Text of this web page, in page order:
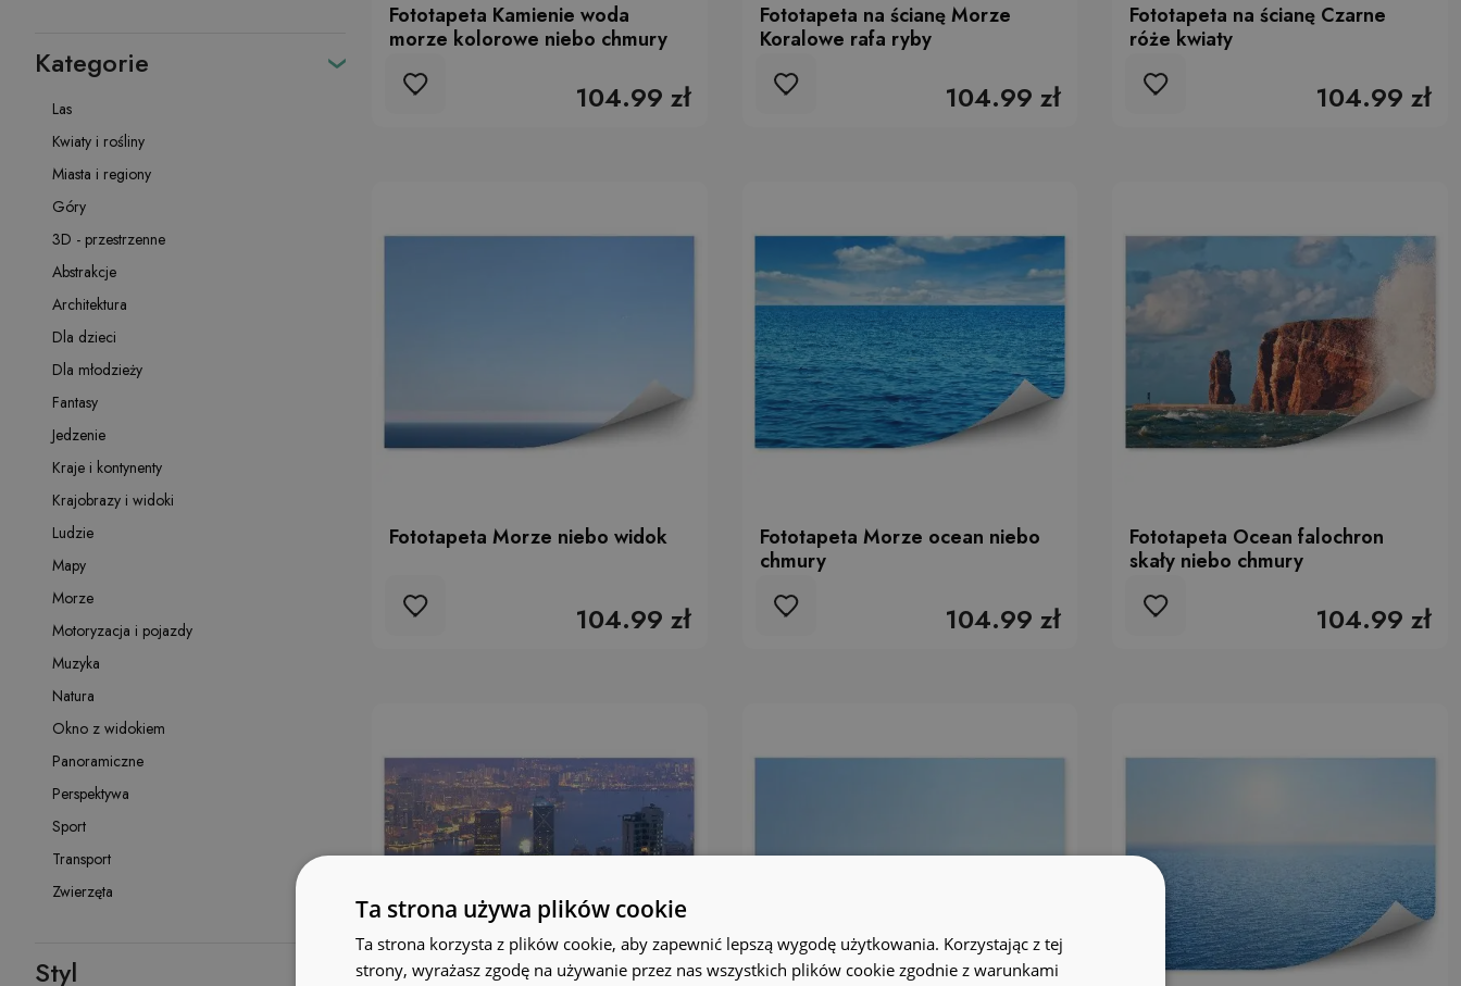
Kategorie
Las
Kwiaty i rośliny
Miasta i regiony
Góry
3D - przestrzenne
Abstrakcje
Architektura
Dla dzieci
Dla młodzieży
Fantasy
Jedzenie
Kraje i kontynenty
Krajobrazy i widoki
Ludzie
Mapy
Morze
Motoryzacja i pojazdy
Muzyka
Natura
Okno z widokiem
Panoramiczne
Perspektywa
Sport
Transport
Zwierzęta
Styl
Fototapeta Kamienie woda
morze kolorowe niebo chmury
104.99 zł
Fototapeta na ścianę Morze
Koralowe rafa ryby
104.99 zł
Fototapeta na ścianę Czarne
róże kwiaty
104.99 zł
Fototapeta Morze niebo widok
104.99 zł
Fototapeta Morze ocean niebo
chmury
104.99 zł
Fototapeta Ocean falochron
skały niebo chmury
104.99 zł
Ta strona używa plików cookie
Ta strona korzysta z plików cookie, aby zapewnić lepszą wygodę użytkowania. Korzystając z tej
strony, wyrażasz zgodę na używanie przez nas wszystkich plików cookie zgodnie z warunkami